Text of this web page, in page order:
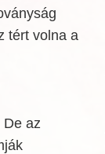
tért volna a
De az